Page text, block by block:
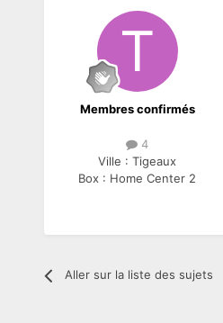
Membres confirmés
4
Ville :Tigeaux
Box : Home Center 2
Aller sur la liste des sujets